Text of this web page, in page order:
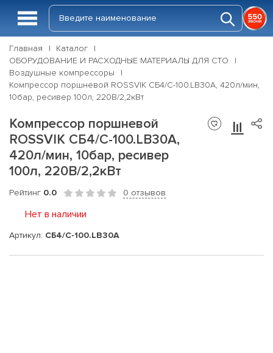
Главная
Каталог
ОБОРУДОВАНИЕ И РАСХОДНЫЕ МАТЕРИАЛЫ ДЛЯ СТО
Воздушные компрессоры
Компрессор поршневой ROSSVIK СБ4/С-100.LB30А, 420л/мин,
10бар, ресивер 100л, 220В/2,2кВт
Компрессор поршневой
ROSSVIK СБ4/С-100.LB30А,
420л/мин, 10бар, ресивер
100л, 220В/2,2кВт
Рейтинг 0.0 0 отзывов
Нет в наличии
Артикул: СБ4/С-100.LB30А